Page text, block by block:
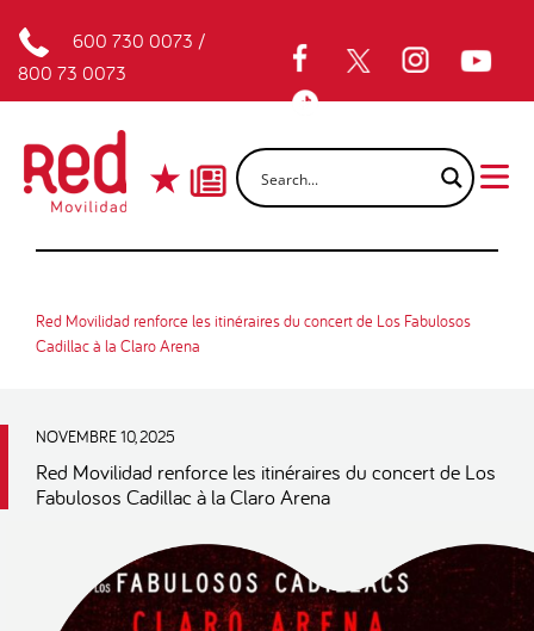
600 730 0073 /
800 73 0073
Red Movilidad renforce les itinéraires du concert de Los Fabulosos
Cadillac à la Claro Arena
NOVEMBRE 10, 2025
Red Movilidad renforce les itinéraires du concert de Los
Fabulosos Cadillac à la Claro Arena